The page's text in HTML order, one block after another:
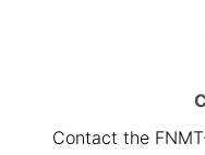
Contact the